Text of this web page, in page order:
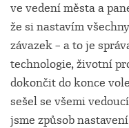
ve vedení města a
že si nastavím
závazek – a to je
technologie, životní
dokončit do konce
sešel se všemi
jsme způsob